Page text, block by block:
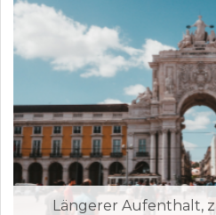
Längerer Aufenthalt,